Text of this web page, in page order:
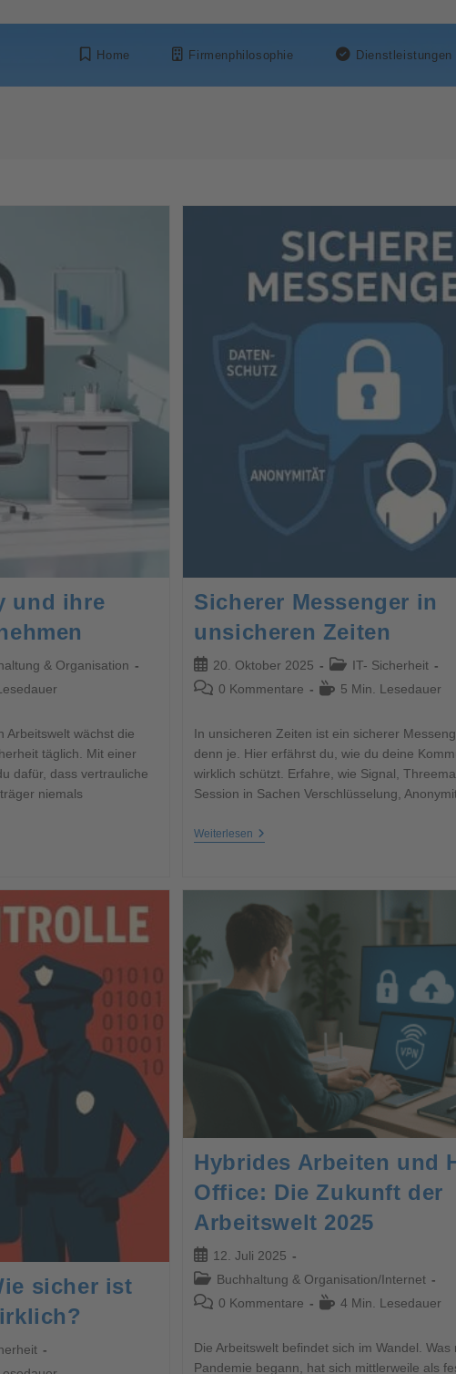
Home Firmenphilosophie Dienstleistungen
und ihre
& Organisation
Arbeitswelt wächst die
täglich. Mit einer
dafür, dass vertrauliche
niemals
Sicherer Messenger in
unsicheren Zeiten
20. Oktober 2025
IT- Sicherheit
0 Kommentare
5 Min. Lesedauer
In unsicheren Zeiten ist ein sicherer
denn je. Hier erfährst du, wie du deine
wirklich schützt. Erfahre, wie Signal,
Session in Sachen Verschlüsselung,
Weiterlesen
sicher ist
Hybrides Arbeiten und
Office: Die Zukunft der
Arbeitswelt 2025
12. Juli 2025
Buchhaltung & Organisation/Internet
0 Kommentare
4 Min. Lesedauer
Die Arbeitswelt befindet sich im Wandel. Was
Pandemie begann, hat sich mittlerweile als